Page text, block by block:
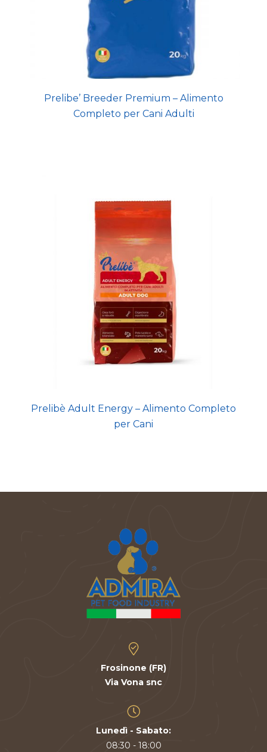
Prelibe’ Breeder Premium – Alimento
Completo per Cani Adulti
Prelibè Adult Energy – Alimento Completo
per Cani
Frosinone (FR)
Via Vona snc
Lunedì - Sabato:
08:30 - 18:00